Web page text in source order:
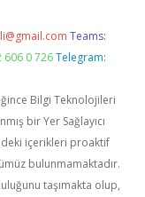
Teams:
606 0 726 Telegram:
Bilgi Teknolojileri
bir Yer Sağlayıcı
içerikleri proaktif
bulunmamaktadır.
taşımakta olup,